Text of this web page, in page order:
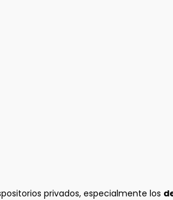
privados, especialmente los